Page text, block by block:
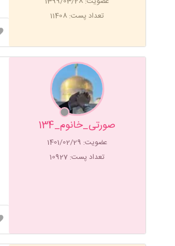
تعداد پست: 11408
صورتی_خانوم_134
عضویت: 1401/02/29
تعداد پست: 10927